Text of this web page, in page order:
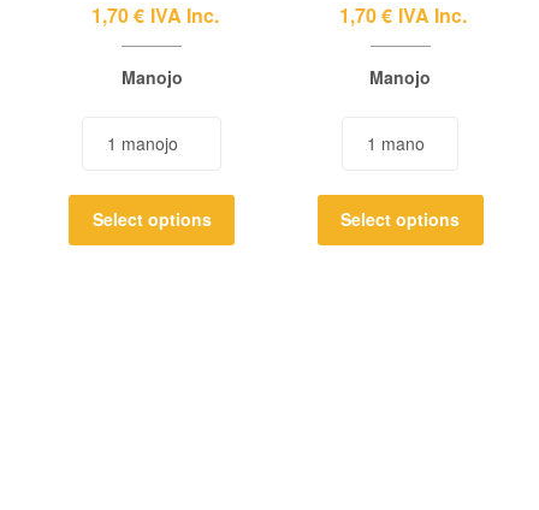
1,70€ IVA Inc.
Manojo
Select options
1,70€ IVA Inc.
Manojo
Select options